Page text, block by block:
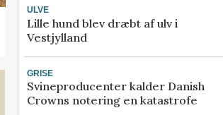
ULVE
Lille hund blev dræbt af ulv i
Vestjylland
GRISE
Svineproducenter kalder Danish
Crowns notering en katastrofe